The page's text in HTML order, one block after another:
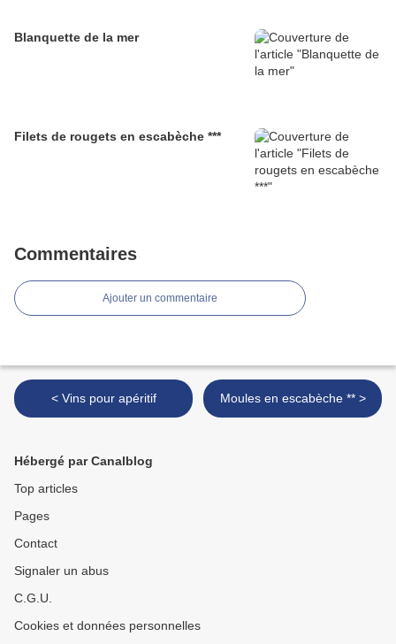
Blanquette de la mer
Filets de rougets en escabèche ***
Commentaires
Ajouter un commentaire
< Vins pour apéritif Moules en escabèche ** >
Hébergé par Canalblog
Top articles
Pages
Contact
Signaler un abus
C.G.U.
Cookies et données personnelles